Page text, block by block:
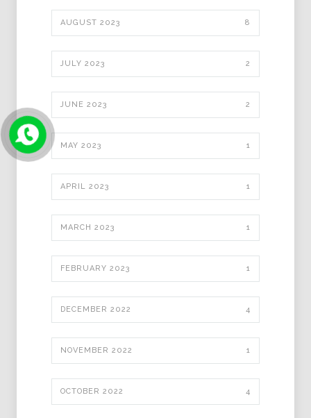
AUGUST 2023 8
JULY 2023 2
JUNE 2023 2
MAY 2023 1
APRIL 2023 1
MARCH 2023 1
FEBRUARY 2023 1
DECEMBER 2022 4
NOVEMBER 2022 1
OCTOBER 2022 4